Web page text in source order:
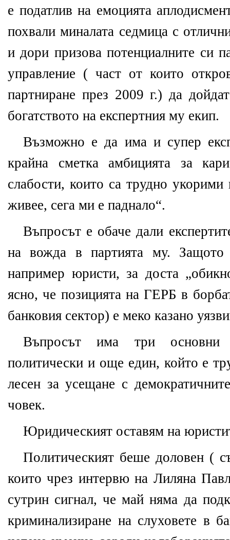
е податлив на емоцията
похвали миналата седмица с
и дори призова потенциалните си
управление ( част от които
партниране през 2009 г.) да
богатството на експертния му екип.
Възможно е да има и супер
крайна сметка амбицията за
слабости, които са трудно
живее, сега ми е паднало“.
Въпросът е обаче дали
на вожда в партията му.
например юристи, за доста
ясно, че позицията на ГЕРБ в
банковия сектор) е меко казано
Въпросът има три основни
политически и още един, който е
лесен за усещане с
човек.
Юридическият оставям на
Политическият беше доловен (
които чрез интервю на Лиляна
сутрин сигнал, че май няма да
криминализиране на слуховете в